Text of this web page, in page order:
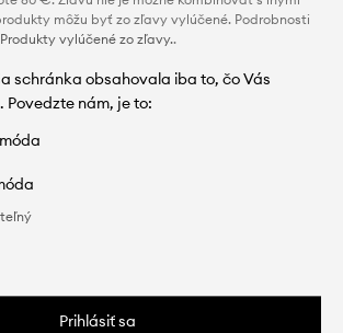
môžu byť zo zľavy vylúčené. Podrobnosti
Produkty vylúčené zo zľavy..
schránka obsahovala iba to, čo Vás
nám, je to:
Prihlásiť sa